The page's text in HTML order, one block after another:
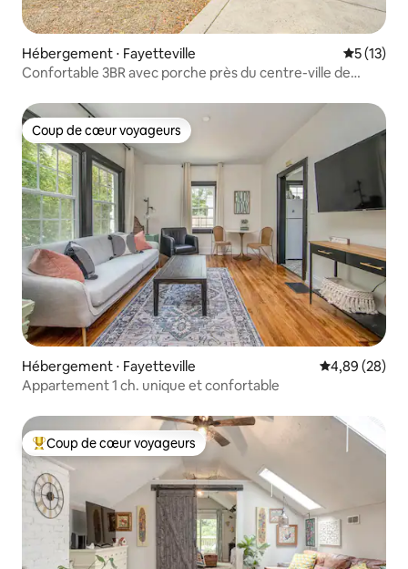
Hébergement ⋅ Fayetteville
5 (13)
Confortable 3BR avec porche près du centre-ville de
Coup de cœur voyageurs
Coup de cœur voyageurs
Hébergement ⋅ Fayetteville Évaluation
4,89 (28)
Appartement 1 ch. unique et confortable
Coups de cœur voyageurs les plus appréciés
Coup de cœur voyageurs